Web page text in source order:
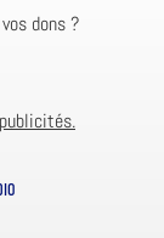
dons ?